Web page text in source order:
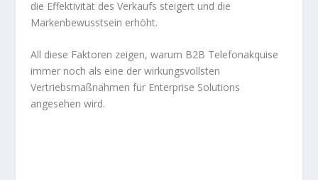
die Effektivität des Verkaufs steigert und die
Markenbewusstsein erhöht.
All diese Faktoren zeigen, warum B2B Telefonakquise
immer noch als eine der wirkungsvollsten
Vertriebsmaßnahmen für Enterprise Solutions
angesehen wird.